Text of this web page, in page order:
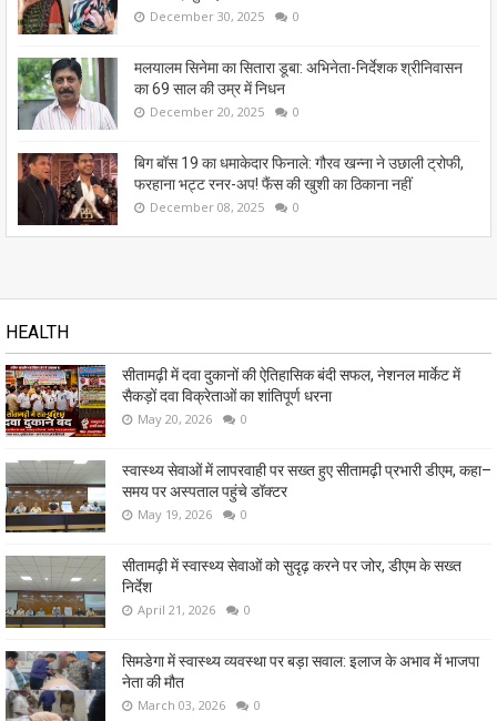
December 30, 2025 0
मलयालम सिनेमा का सितारा डूबा: अभिनेता-निर्देशक श्रीनिवासन
का 69 साल की उम्र में निधन
December 20, 2025 0
बिग बॉस 19 का धमाकेदार फिनाले: गौरव खन्ना ने उछाली ट्रोफी,
फरहाना भट्ट रनर-अप! फैंस की खुशी का ठिकाना नहीं
December 08, 2025 0
HEALTH
सीतामढ़ी में दवा दुकानों की ऐतिहासिक बंदी सफल, नेशनल मार्केट में
सैकड़ों दवा विक्रेताओं का शांतिपूर्ण धरना
May 20, 2026 0
स्वास्थ्य सेवाओं में लापरवाही पर सख्त हुए सीतामढ़ी प्रभारी डीएम, कहा–
समय पर अस्पताल पहुंचे डॉक्टर
May 19, 2026 0
सीतामढ़ी में स्वास्थ्य सेवाओं को सुदृढ़ करने पर जोर, डीएम के सख्त
निर्देश
April 21, 2026 0
सिमडेगा में स्वास्थ्य व्यवस्था पर बड़ा सवाल: इलाज के अभाव में भाजपा
नेता की मौत
March 03, 2026 0